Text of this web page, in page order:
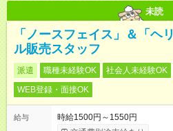
未読
「ノースフェイス」＆「ヘ
ル販売スタッフ
派遣 職種未経験OK 社会人未経験OK
WEB登録・面接OK
給与
時給1500円～1550円